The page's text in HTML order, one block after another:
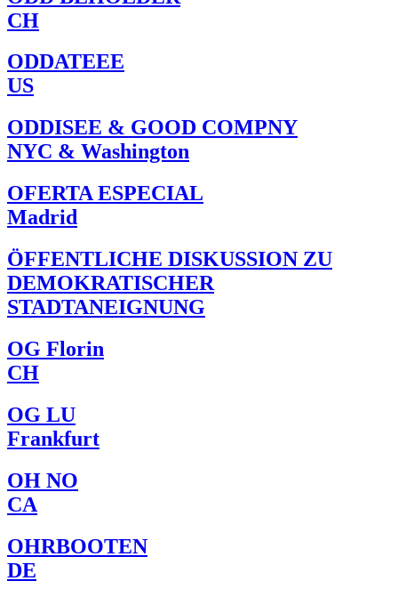
CH
ODDATEEE
US
ODDISEE & GOOD COMPNY
NYC & Washington
OFERTA ESPECIAL
Madrid
ÖFFENTLICHE DISKUSSION ZU
DEMOKRATISCHER
STADTANEIGNUNG
OG Florin
CH
OG LU
Frankfurt
OH NO
CA
OHRBOOTEN
DE